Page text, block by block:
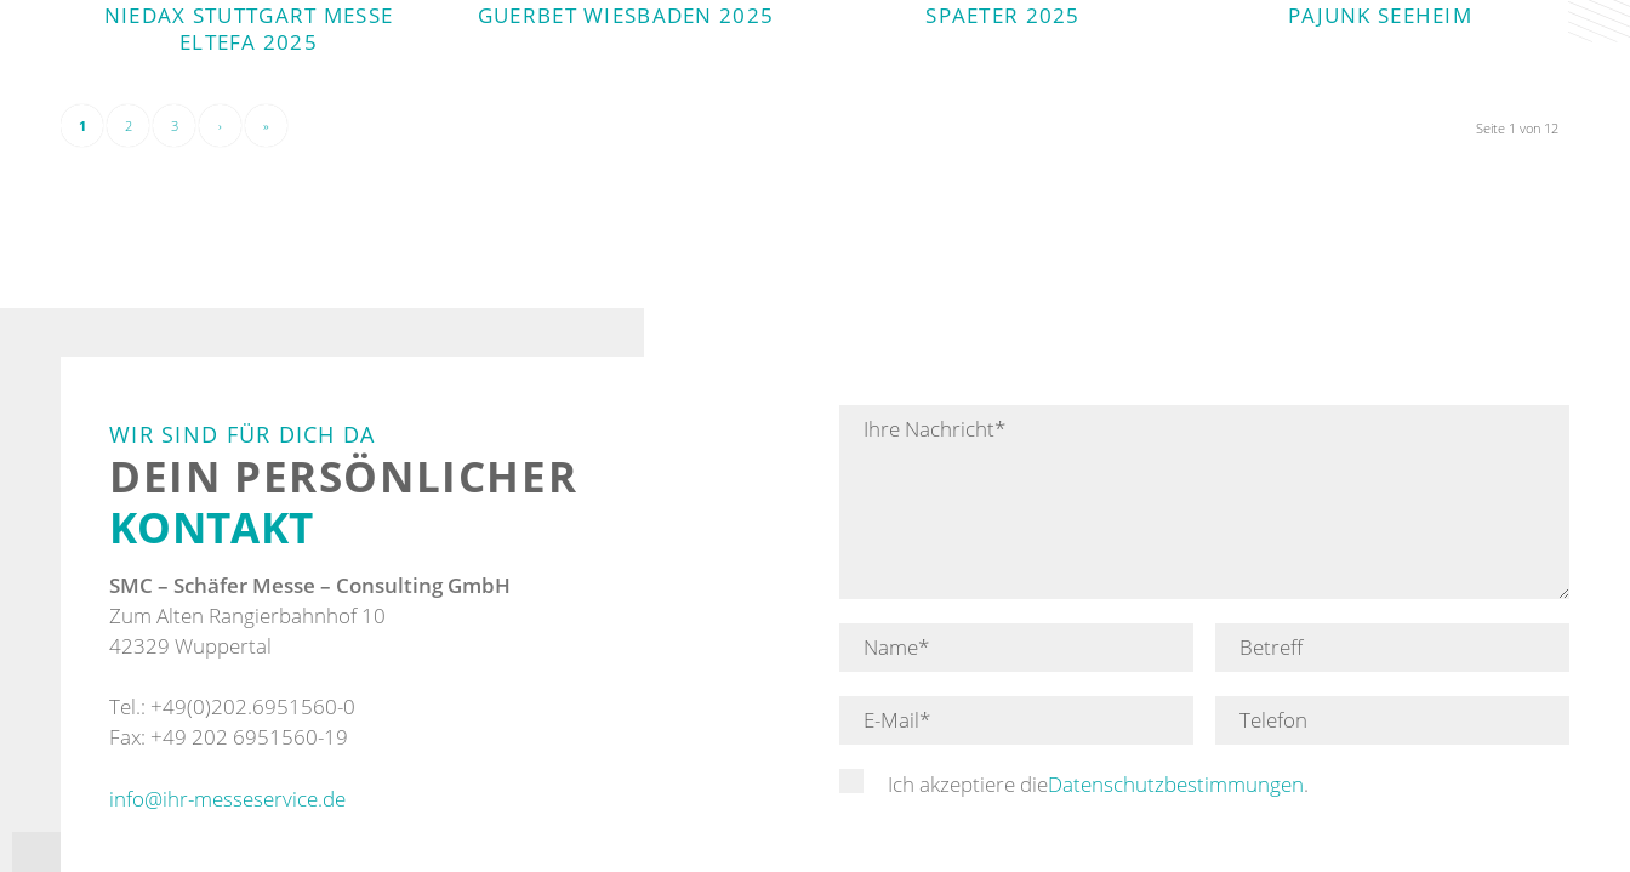
NIEDAX STUTTGART MESSE
ELTEFA 2025
GUERBET WIESBADEN 2025 SPAETER 2025 PAJUNK SEEHEIM
Seite 1 von 12
1 2 3 › »
WIR SIND FÜR DICH DA
DEIN PERSÖNLICHER
KONTAKT
SMC – Schäfer Messe – Consulting GmbH
Zum Alten Rangierbahnhof 10
42329 Wuppertal
Tel.: +49(0)202.6951560-0
Fax: +49 202 6951560-19
info@ihr-messeservice.de Ich akzeptiere dieDatenschutzbestimmungen.